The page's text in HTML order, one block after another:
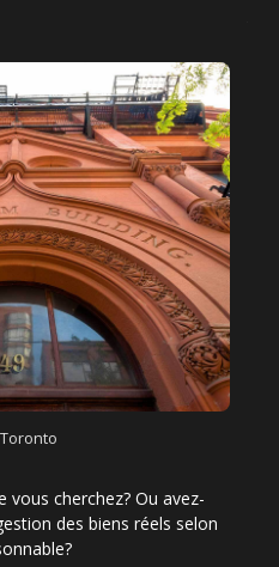
vous cherchez? Ou avez-
des biens réels selon